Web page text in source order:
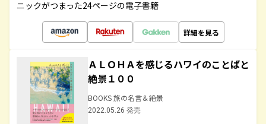
ニックがつまった24ページの電子書籍
詳細を見る
ＡＬＯＨＡを感じるハワイのことばと
絶景１００
BOOKS 旅の名言＆絶景
2022.05.26 発売